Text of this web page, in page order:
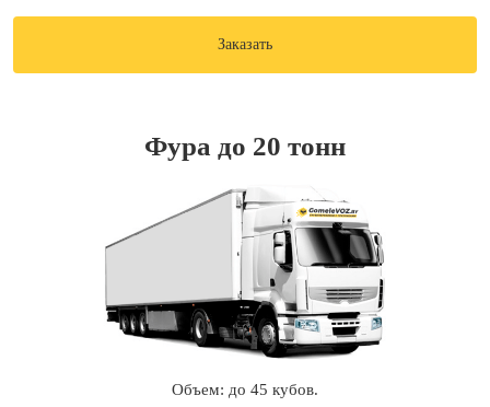
Заказать
Фура до 20 тонн
Объем: до 45 кубов.